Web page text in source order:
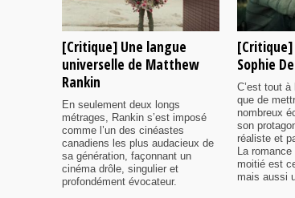
[Critique] Une langue
universelle de Matthew
Rankin
En seulement deux longs
métrages, Rankin s’est imposé
comme l’un des cinéastes
canadiens les plus audacieux de
sa génération, façonnant un
cinéma drôle, singulier et
profondément évocateur.
[Critique]
Sophie
C’est tout à
que de
nombreux
son
réaliste et
La
moitié est
mais aussi